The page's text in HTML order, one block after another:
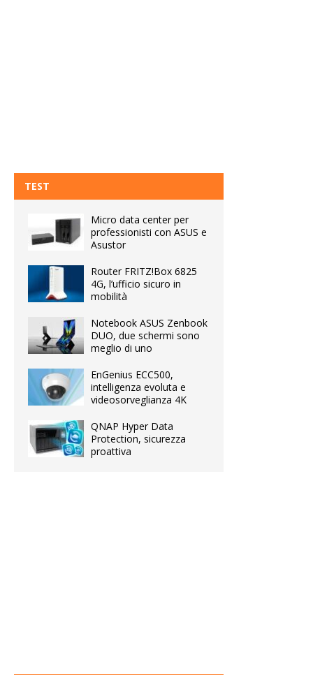
TEST
Micro data center per
professionisti con ASUS e
Asustor
Router FRITZ!Box 6825
4G, l’ufficio sicuro in
mobilità
Notebook ASUS Zenbook
DUO, due schermi sono
meglio di uno
EnGenius ECC500,
intelligenza evoluta e
videosorveglianza 4K
QNAP Hyper Data
Protection, sicurezza
proattiva